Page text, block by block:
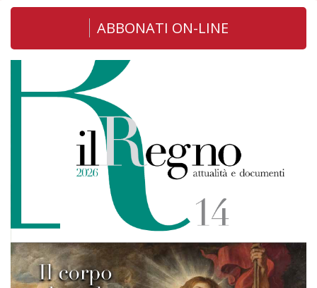
ABBONATI ON-LINE